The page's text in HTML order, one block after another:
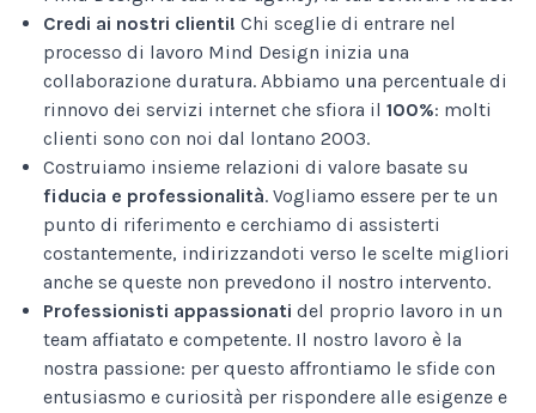
Credi ai nostri clienti! Chi sceglie di entrare nel
processo di lavoro Mind Design inizia una
collaborazione duratura. Abbiamo una percentuale di
rinnovo dei servizi internet che sfiora il 100%: molti
clienti sono con noi dal lontano 2003.
Costruiamo insieme relazioni di valore basate su
fiducia e professionalità. Vogliamo essere per te un
punto di riferimento e cerchiamo di assisterti
costantemente, indirizzandoti verso le scelte migliori
anche se queste non prevedono il nostro intervento.
Professionisti appassionati del proprio lavoro in un
team affiatato e competente. Il nostro lavoro è la
nostra passione: per questo affrontiamo le sfide con
entusiasmo e curiosità per rispondere alle esigenze e